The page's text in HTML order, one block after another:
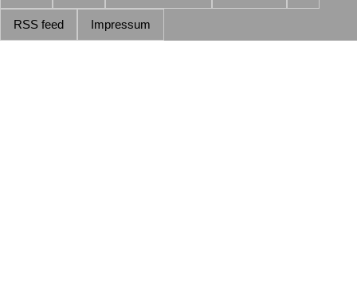
RSS feed Impressum